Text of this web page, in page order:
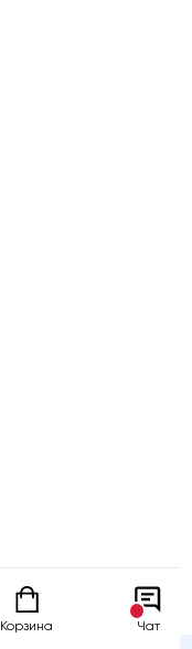
Гарантия 5
Корзина Чат